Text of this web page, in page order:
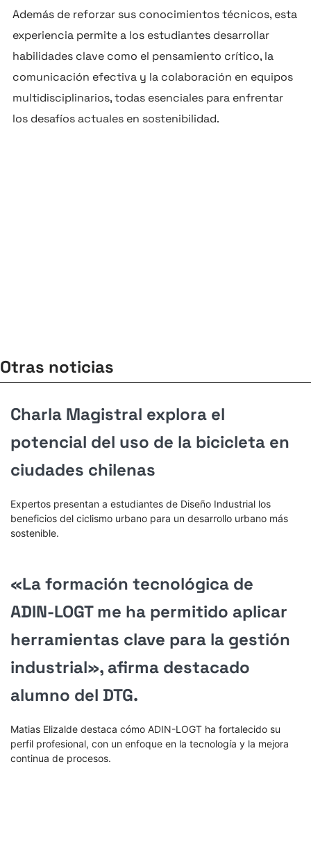
Además de reforzar sus conocimientos técnicos, esta
experiencia permite a los estudiantes desarrollar
habilidades clave como el pensamiento crítico, la
comunicación efectiva y la colaboración en equipos
multidisciplinarios, todas esenciales para enfrentar
los desafíos actuales en sostenibilidad.
Otras noticias
Charla Magistral explora el
potencial del uso de la bicicleta en
ciudades chilenas
Expertos presentan a estudiantes de Diseño Industrial los
beneficios del ciclismo urbano para un desarrollo urbano más
sostenible.
«La formación tecnológica de
ADIN-LOGT me ha permitido aplicar
herramientas clave para la gestión
industrial», afirma destacado
alumno del DTG.
Matias Elizalde destaca cómo ADIN-LOGT ha fortalecido su
perfil profesional, con un enfoque en la tecnología y la mejora
continua de procesos.